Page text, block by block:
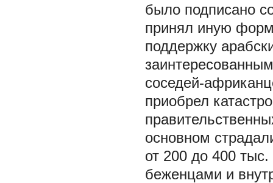
было подписано
принял иную
поддержку
соседей-
приобрел
основном
от 200 до 400
беженцами и